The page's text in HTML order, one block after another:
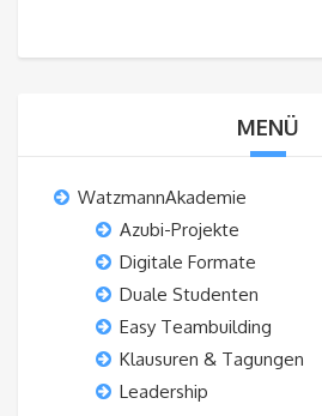
MENÜ
WatzmannAkademie
Azubi-Projekte
Digitale Formate
Duale Studenten
Easy Teambuilding
Klausuren & Tagungen
Leadership